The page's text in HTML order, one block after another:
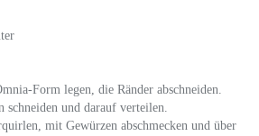
Form legen, die Ränder abschneiden.
schneiden und darauf verteilen.
mit Gewürzen abschmecken und über